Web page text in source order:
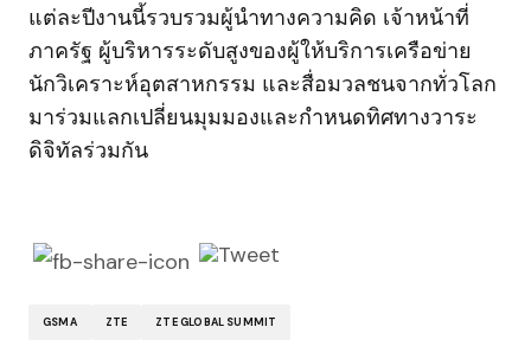
แต่ละปีงานนี้รวบรวมผู้นำทางความคิด เจ้าหน้าที่
ภาครัฐ ผู้บริหารระดับสูงของผู้ให้บริการเครือข่าย
นักวิเคราะห์อุตสาหกรรม และสื่อมวลชนจากทั่วโลก
มาร่วมแลกเปลี่ยนมุมมองและกำหนดทิศทางวาระ
ดิจิทัลร่วมกัน
GSMA ZTE ZTE GLOBAL SUMMIT